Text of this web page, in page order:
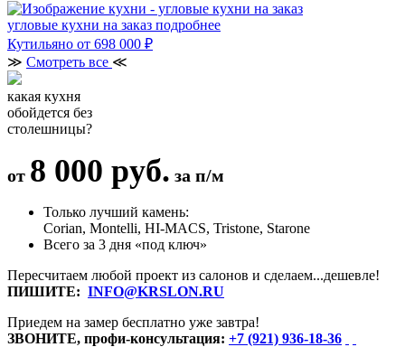
угловые кухни на заказ подробнее
Кутильяно от 698 000 ₽
≫ Смотреть все ≪
какая кухня
обойдется без
столешницы?
от 8 000 руб. за п/м
Только лучший камень:
Corian, Montelli, HI-MACS, Tristone, Starone
Всего за 3 дня «под ключ»
Пересчитаем любой проект из салонов и сделаем...дешевле!
ПИШИТЕ: INFO@KRSLON.RU
Приедем на замер бесплатно уже завтра!
ЗВОНИТЕ, профи-консультация: +7 (921) 936-18-36